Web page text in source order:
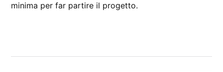
minima per far partire il progetto.